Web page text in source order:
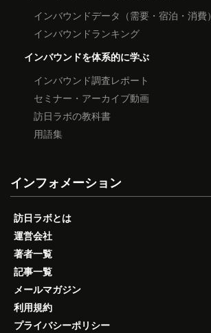
インバウンドデータ（需要・宿泊・消費）
インバウンドランキング
インバウンドを体系的に学ぶ
インバウンド調査レポート
セミナー・アーカイブ動画
訪日ラボの教科書
用語集
インフォメーション
訪日ラボとは
運営会社
著者一覧
記事一覧
メールマガジン
利用規約
プライバシーポリシー